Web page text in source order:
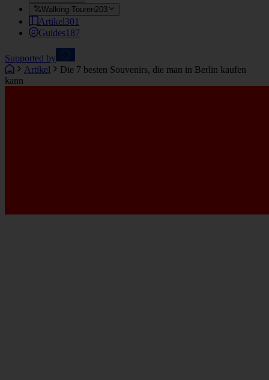
Walking-Touren203
Artikel301
Guides187
Supported by
Artikel
Die 7 besten Souvenirs, die man in Berlin kaufen
kann